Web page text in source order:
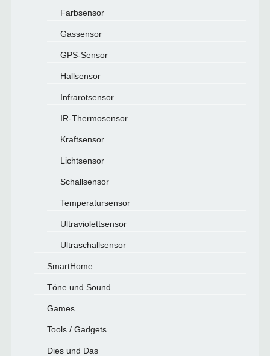
Farbsensor
Gassensor
GPS-Sensor
Hallsensor
Infrarotsensor
IR-Thermosensor
Kraftsensor
Lichtsensor
Schallsensor
Temperatursensor
Ultraviolettsensor
Ultraschallsensor
SmartHome
Töne und Sound
Games
Tools / Gadgets
Dies und Das